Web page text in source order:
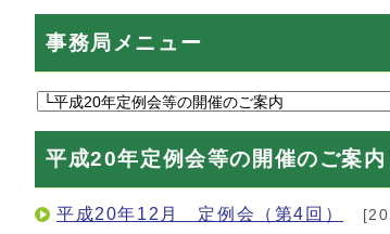
事務局メニュー
平成20年定例会等の開催のご案内
平成20年12月 定例会（第4回）